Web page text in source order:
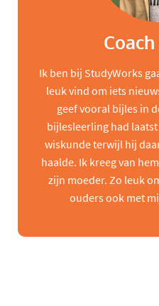
Ik ben bij StudyWorks
leuk vind om iets
geef vooral bijles in
bijlesleerling had
wiskunde terwijl hij
haalde. Ik kreeg van
zijn moeder. Zo leuk
ouders ook met